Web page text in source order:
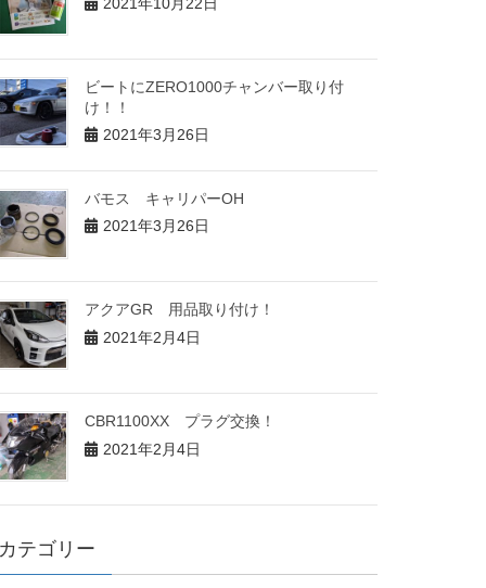
ビートにZERO1000チャンバー取り付
け！！
2021年3月26日
バモス キャリパーOH
2021年3月26日
アクアGR 用品取り付け！
2021年2月4日
CBR1100XX プラグ交換！
2021年2月4日
カテゴリー